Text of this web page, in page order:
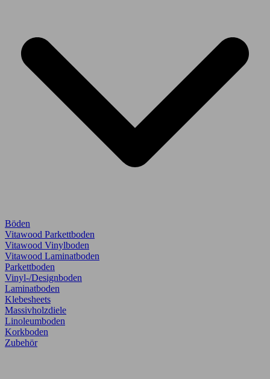
Böden
Vitawood Parkettboden
Vitawood Vinylboden
Vitawood Laminatboden
Parkettboden
Vinyl-/Designboden
Laminatboden
Klebesheets
Massivholzdiele
Linoleumboden
Korkboden
Zubehör